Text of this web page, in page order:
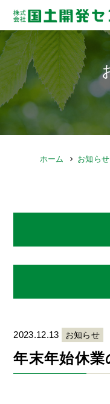
ホーム お知らせ
2023.12.13 お知らせ
年末年始休